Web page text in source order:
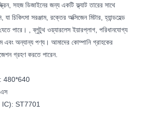
সহজ ডিজাইনের জন্য একটি ফ্ল্যাট তারের সাথে
সরঞ্জাম, রক্তের অক্সিজেন মিটার, হ্যান্ডহেল্ড
যেতে পারে। , ব্লুটুথ ওয়্যারলেস ইয়ারপ্লাগ, পরিধানযোগ্য
এবং অন্যান্য পণ্য। আমাদের কোম্পানি গ্রাহকের
গ্রহণ করতে পারেন.
480*640
IC): ST7701